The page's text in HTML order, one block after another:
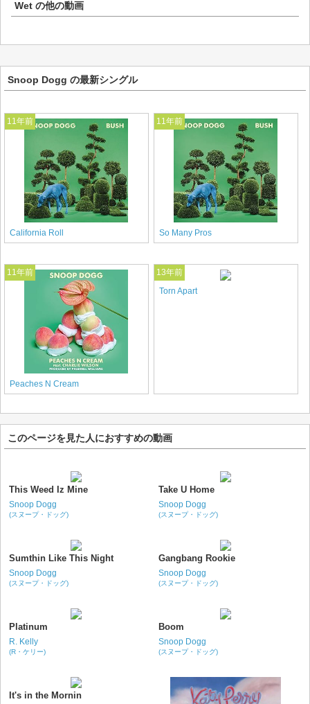
Wet の他の動画
Snoop Dogg の最新シングル
11年前
California Roll
11年前
So Many Pros
11年前
Peaches N Cream
13年前
Torn Apart
このページを見た人におすすめの動画
This Weed Iz Mine
Snoop Dogg
(スヌープ・ドッグ)
Take U Home
Snoop Dogg
(スヌープ・ドッグ)
Sumthin Like This Night
Snoop Dogg
(スヌープ・ドッグ)
Gangbang Rookie
Snoop Dogg
(スヌープ・ドッグ)
Platinum
R. Kelly
(R・ケリー)
Boom
Snoop Dogg
(スヌープ・ドッグ)
It's in the Mornin